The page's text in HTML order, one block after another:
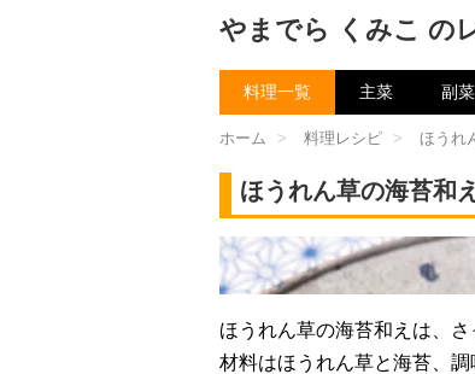
やまでら くみこ の
料理一覧 主菜 副菜
ホーム > 料理レシピ > ほうれ
ほうれん草の海苔和
ほうれん草の海苔和えは、
材料はほうれん草と海苔、